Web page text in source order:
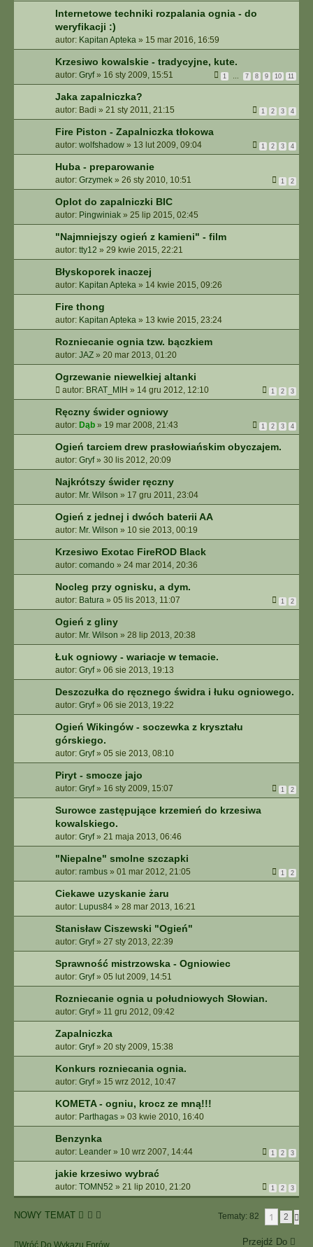
Internetowe techniki rozpalania ognia - do
weryfikacji :)
autor: Kapitan Apteka » 15 mar 2016, 16:59
Krzesiwo kowalskie - tradycyjne, kute.
autor: Gryf» 16 sty 2009, 15:51 1 7 8 9 10 11
Jaka zapalniczka?
autor: Badi » 21 sty 2011, 21:15 1 2 3 4
Fire Piston - Zapalniczka tłokowa
autor: wolfshadow » 13 lut 2009, 09:04 1 2 3 4
Huba - preparowanie
autor: Grzymek » 26 sty 2010, 10:51 1 2
Oplot do zapalniczki BIC
autor: Pingwiniak » 25 lip 2015, 02:45
"Najmniejszy ogień z kamieni" - film
autor: tty12 » 29 kwie 2015, 22:21
Błyskoporek inaczej
autor: Kapitan Apteka » 14 kwie 2015, 09:26
Fire thong
autor: Kapitan Apteka » 13 kwie 2015, 23:24
Rozniecanie ognia tzw. bączkiem
autor: JAZ » 20 mar 2013, 01:20
Ogrzewanie niewelkiej altanki
autor: BRAT_MIH » 14 gru 2012, 12:10 1 2 3
Ręczny świder ogniowy
autor: Dąb » 19 mar 2008, 21:43 1 2 3 4
Ogień tarciem drew prasłowiańskim obyczajem.
autor: Gryf» 30 lis 2012, 20:09
Najkrótszy świder ręczny
autor: Mr. Wilson » 17 gru 2011, 23:04
Ogień z jednej i dwóch baterii AA
autor: Mr. Wilson » 10 sie 2013, 00:19
Krzesiwo Exotac FireROD Black
autor: comando » 24 mar 2014, 20:36
Nocleg przy ognisku, a dym.
autor: Batura » 05 lis 2013, 11:07 1 2
Ogień z gliny
autor: Mr. Wilson » 28 lip 2013, 20:38
Łuk ogniowy - wariacje w temacie.
autor: Gryf» 06 sie 2013, 19:13
Deszczułka do ręcznego świdra i łuku ogniowego.
autor: Gryf» 06 sie 2013, 19:22
Ogień Wikingów - soczewka z kryształu
górskiego.
autor: Gryf» 05 sie 2013, 08:10
Piryt - smocze jajo
autor: Gryf» 16 sty 2009, 15:07 1 2
Surowce zastępujące krzemień do krzesiwa
kowalskiego.
autor: Gryf» 21 maja 2013, 06:46
"Niepalne" smolne szczapki
autor: rambus » 01 mar 2012, 21:05 1 2
Ciekawe uzyskanie żaru
autor: Lupus84 » 28 mar 2013, 16:21
Stanisław Ciszewski "Ogień"
autor: Gryf» 27 sty 2013, 22:39
Sprawność mistrzowska - Ogniowiec
autor: Gryf» 05 lut 2009, 14:51
Rozniecanie ognia u południowych Słowian.
autor: Gryf» 11 gru 2012, 09:42
Zapalniczka
autor: Gryf» 20 sty 2009, 15:38
Konkurs rozniecania ognia.
autor: Gryf» 15 wrz 2012, 10:47
KOMETA - ogniu, krocz ze mną!!!
autor: Parthagas » 03 kwie 2010, 16:40
Benzynka
autor: Leander » 10 wrz 2007, 14:44 1 2 3
jakie krzesiwo wybrać
autor: TOMN52 » 21 lip 2010, 21:20 1 2 3
NOWY TEMAT Tematy: 82 1 2
Wróć Do Wykazu Forów Przejdź Do